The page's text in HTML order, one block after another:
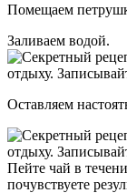
Помещаем
Заливаем водой.
Оставляем
Пейте чай в
почувствуете